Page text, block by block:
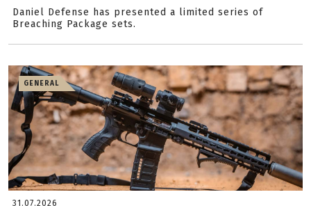
Daniel Defense has presented a limited series of
Breaching Package sets.
GENERAL
31.07.2026